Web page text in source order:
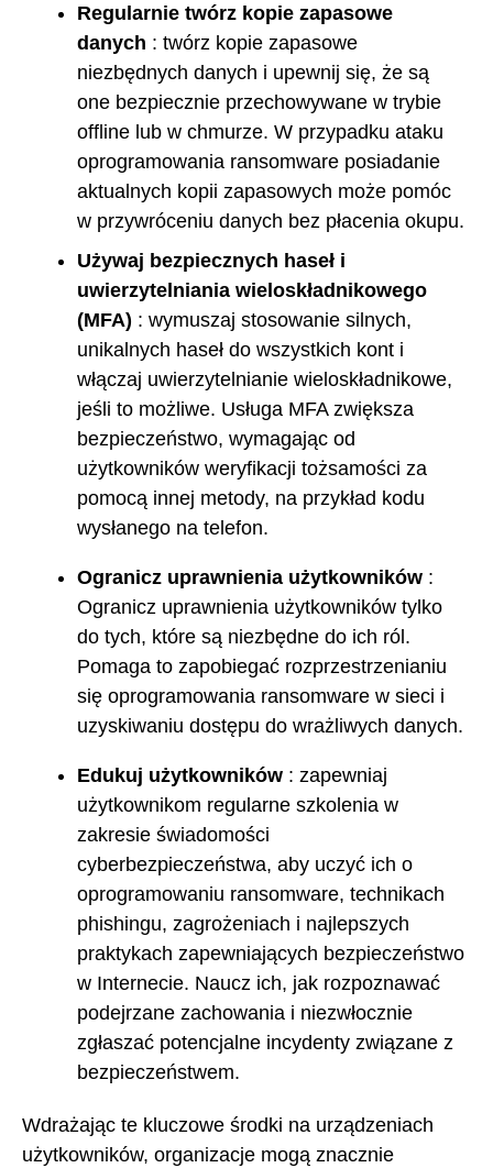
Regularnie twórz kopie zapasowe
danych : twórz kopie zapasowe
niezbędnych danych i upewnij się, że są
one bezpiecznie przechowywane w trybie
offline lub w chmurze. W przypadku ataku
oprogramowania ransomware posiadanie
aktualnych kopii zapasowych może pomóc
w przywróceniu danych bez płacenia okupu.
Używaj bezpiecznych haseł i
uwierzytelniania wieloskładnikowego
(MFA) : wymuszaj stosowanie silnych,
unikalnych haseł do wszystkich kont i
włączaj uwierzytelnianie wieloskładnikowe,
jeśli to możliwe. Usługa MFA zwiększa
bezpieczeństwo, wymagając od
użytkowników weryfikacji tożsamości za
pomocą innej metody, na przykład kodu
wysłanego na telefon.
Ogranicz uprawnienia użytkowników :
Ogranicz uprawnienia użytkowników tylko
do tych, które są niezbędne do ich ról.
Pomaga to zapobiegać rozprzestrzenianiu
się oprogramowania ransomware w sieci i
uzyskiwaniu dostępu do wrażliwych danych.
Edukuj użytkowników : zapewniaj
użytkownikom regularne szkolenia w
zakresie świadomości
cyberbezpieczeństwa, aby uczyć ich o
oprogramowaniu ransomware, technikach
phishingu, zagrożeniach i najlepszych
praktykach zapewniających bezpieczeństwo
w Internecie. Naucz ich, jak rozpoznawać
podejrzane zachowania i niezwłocznie
zgłaszać potencjalne incydenty związane z
bezpieczeństwem.
Wdrażając te kluczowe środki na urządzeniach
użytkowników, organizacje mogą znacznie